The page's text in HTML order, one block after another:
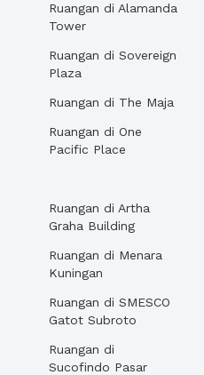
Ruangan di Alamanda
Tower
Ruangan di Sovereign
Plaza
Ruangan di The Maja
Ruangan di One
Pacific Place
Ruangan di Artha
Graha Building
Ruangan di Menara
Kuningan
Ruangan di SMESCO
Gatot Subroto
Ruangan di
Sucofindo Pasar